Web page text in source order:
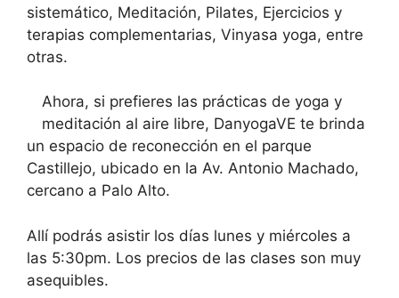
sistemático, Meditación, Pilates, Ejercicios y
terapias complementarias, Vinyasa yoga, entre
otras.
Ahora, si prefieres las prácticas de yoga y
meditación al aire libre, DanyogaVE te brinda
un espacio de reconección en el parque
Castillejo, ubicado en la Av. Antonio Machado,
cercano a Palo Alto.
Allí podrás asistir los días lunes y miércoles a
las 5:30pm. Los precios de las clases son muy
asequibles.